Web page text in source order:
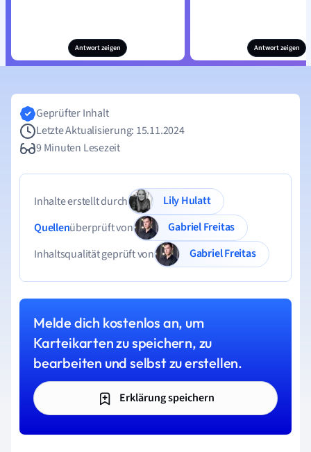
Antwort zeigen Antwort zeigen
Geprüfter Inhalt
Letzte Aktualisierung: 15.11.2024
9 Minuten Lesezeit
Inhalte erstellt durch
Lily Hulatt
Quellenüberprüft von
Gabriel Freitas
Inhaltsqualität geprüft von
Gabriel Freitas
Melde dich kostenlos an, um
Karteikarten zu speichern, zu
bearbeiten und selbst zu erstellen.
Erklärung speichern